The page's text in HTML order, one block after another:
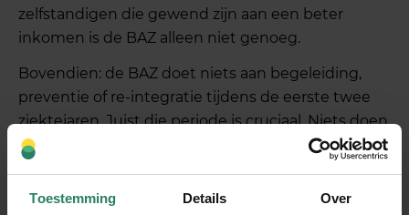
Toestemming Details Over
zelfstandigen die gewend zijn aan een beter
inkomen is de BAZ alleen niet genoeg.
Bovendien: de BAZ doet niets aan begeleiding,
preventie of re-integratie tijdens de eerste twee
ziektejaren. Juist die periode is cruciaal. Niets doen
en wachten is voor gezondernemers geen optie.
Bij SharePeople geloven we dat een goed vangnet
begint vóór je uitvalt, niet pas nadat je er twee jaar